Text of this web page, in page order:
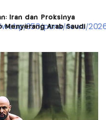
Iran dan Proksinya
Menyerang Arab Saudi